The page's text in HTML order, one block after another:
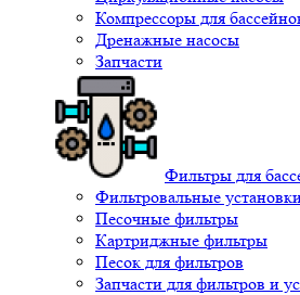
Компрессоры для
Дренажные насосы
Запчасти
Фильтры для
Фильтровальные
Песочные фильтры
Картриджные фильтры
Песок для фильтров
Запчасти для фильтров и